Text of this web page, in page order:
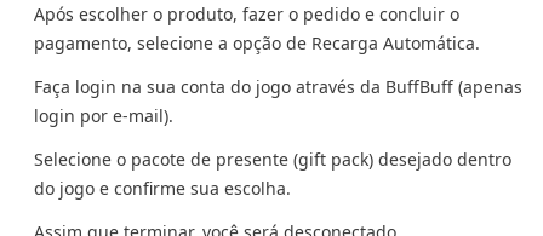
Após escolher o produto, fazer o pedido e concluir o
pagamento, selecione a opção de Recarga Automática.
Faça login na sua conta do jogo através da BuffBuff (apenas
login por e-mail).
Selecione o pacote de presente (gift pack) desejado dentro
do jogo e confirme sua escolha.